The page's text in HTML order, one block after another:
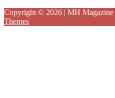
Copyright © 2026 | MH Magazine
Themes